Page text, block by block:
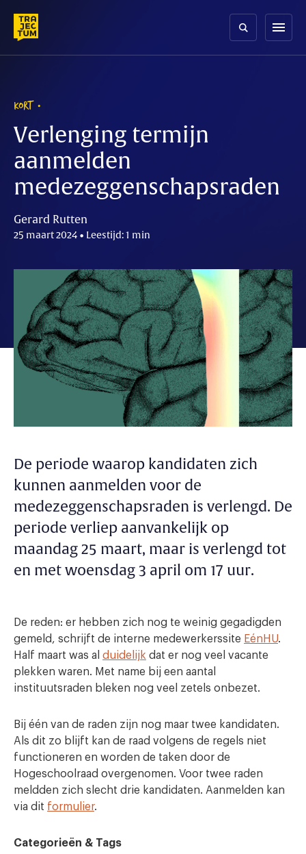
content
menu
KORT
Verlenging termijn
aanmelden
medezeggenschapsraden
Gerard Rutten
25 maart 2024 • Leestijd: 1 min
De periode waarop kandidaten zich
kunnen aanmelden voor de
medezeggenschapsraden is verlengd. De
periode verliep aanvankelijk op
maandag 25 maart, maar is verlengd tot
en met woensdag 3 april om 17 uur.
De reden: er hebben zich nog te weinig gegadigden
gemeld, schrijft de interne medewerkerssite EénHU.
Half maart was al duidelijk dat er nog veel vacante
plekken waren. Met name bij een aantal
instituutsraden bleken nog veel zetels onbezet.
Bij één van de raden zijn nog maar twee kandidaten.
Als dit zo blijft kan de raad volgens de regels niet
functioneren en worden de taken door de
Hogeschoolraad overgenomen. Voor twee raden
meldden zich slecht drie kandidaten. Aanmelden kan
via dit formulier.
Categorieën & Tags